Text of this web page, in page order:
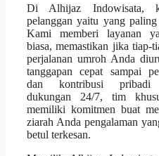
Di Alhijaz Indowisata,
pelanggan yaitu yang
Kami memberi layanan
biasa, memastikan jika tiap-
perjalanan umroh Anda
tanggapan cepat sampai
dan kontribusi pribadi
dukungan 24/7, tim
memiliki komitmen buat
ziarah Anda pengalaman
betul terkesan.